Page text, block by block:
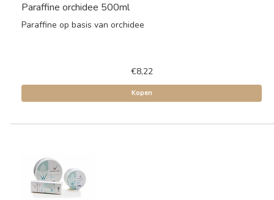
Paraffine orchidee 500ml
Paraffine op basis van orchidee
€8,22
Kopen